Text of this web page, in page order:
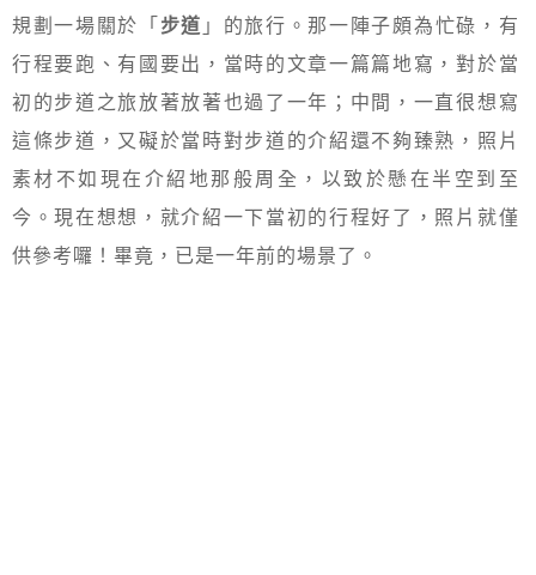
規劃一場關於「 步道 」的旅行。那一陣子頗為忙碌，有
行程要跑、有國要出，當時的文章一篇篇地寫，對於當
初的步道之旅放著放著也過了一年；中間，一直很想寫
這條步道，又礙於當時對步道的介紹還不夠臻熟，照片
素材不如現在介紹地那般周全，以致於懸在半空到至
今。現在想想，就介紹一下當初的行程好了，照片就僅
供參考囉！畢竟，已是一年前的場景了。